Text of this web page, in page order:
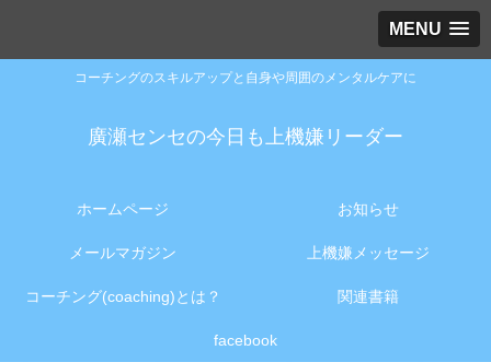
MENU
コーチングのスキルアップと自身や周囲のメンタルケアに
廣瀬センセの今日も上機嫌リーダー
ホームページ お知らせ
メールマガジン 上機嫌メッセージ
コーチング(coaching)とは？ 関連書籍
facebook